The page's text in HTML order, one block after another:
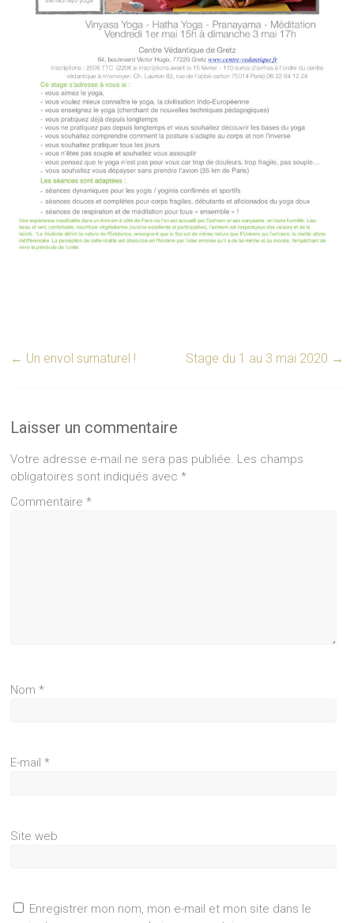
← Un envol surnaturel ! Stage du 1 au 3 mai 2020 →
Laisser un commentaire
Votre adresse e-mail ne sera pas publiée. Les champs
obligatoires sont indiqués avec*
Commentaire*
Nom*
E-mail*
Site web
Enregistrer mon nom, mon e-mail et mon site dans le